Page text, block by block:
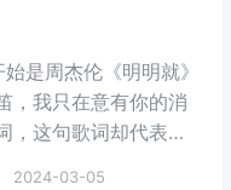
是周杰伦《明明就》
，我只在意有你的消
，这句歌词却代表
2024-03-05